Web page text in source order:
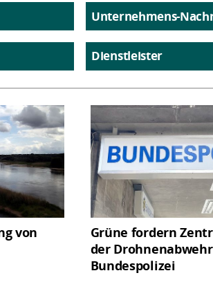
Unternehmens-
Dienstleister
von
Grüne fordern
der
Bundespolizei